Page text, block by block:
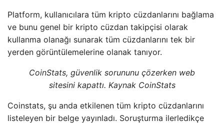
Platform, kullanıcılara tüm kripto cüzdanlarını bağlama
ve bunu genel bir kripto cüzdan takipçisi olarak
kullanma olanağı sunarak tüm cüzdanlarını tek bir
yerden görüntülemelerine olanak tanıyor.
CoinStats, güvenlik sorununu çözerken web
sitesini kapattı. Kaynak CoinStats
Coinstats, şu anda etkilenen tüm kripto cüzdanlarını
listeleyen bir belge yayınladı. Soruşturma ilerledikçe